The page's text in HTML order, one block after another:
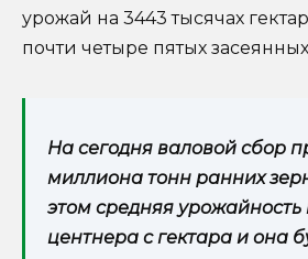
урожай на 3443 тысячах
почти четыре пятых
На сегодня валовой сбор
миллиона тонн ранних
этом средняя урожайность
центнера с гектара и она